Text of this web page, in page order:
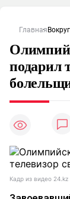
Главная
подарил
Кадр из видео 24.kz